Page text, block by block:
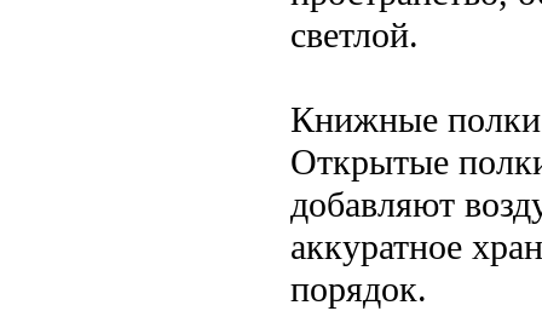
светлой.
Книжные полки
Открытые
добавляют
аккуратное
порядок.